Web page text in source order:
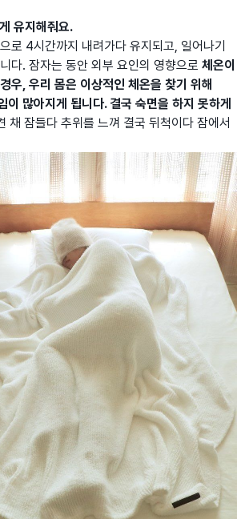
유지해줘요.
로 4시간까지 내려가다 유지되고, 일어나기
다. 잠자는 동안 외부 요인의 영향으로 체온이
우, 우리 몸은 이상적인 체온을 찾기 위해
이 많아지게 됩니다. 결국 숙면을 하지 못하게
채 잠들다 추위를 느껴 결국 뒤척이다 잠에서